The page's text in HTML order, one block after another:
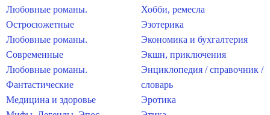
Любовные романы.
Остросюжетные
Любовные романы.
Современные
Любовные романы.
Фантастические
Медицина и здоровье
Хобби, ремесла
Эзотерика
Экономика и бухгалтерия
Экшн, приключения
Энциклопедия / справочник /
словарь
Эротика